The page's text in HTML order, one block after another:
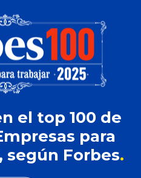
el top 100 de
para
según Forbes